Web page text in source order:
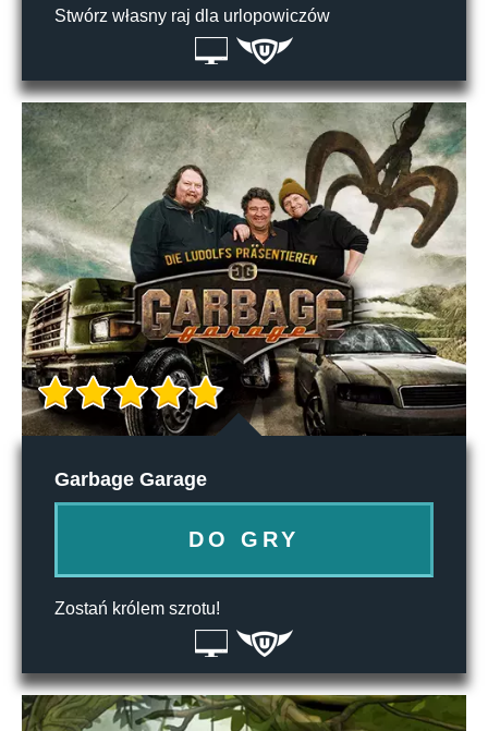
Stwórz własny raj dla urlopowiczów
Garbage Garage
DO GRY
Zostań królem szrotu!